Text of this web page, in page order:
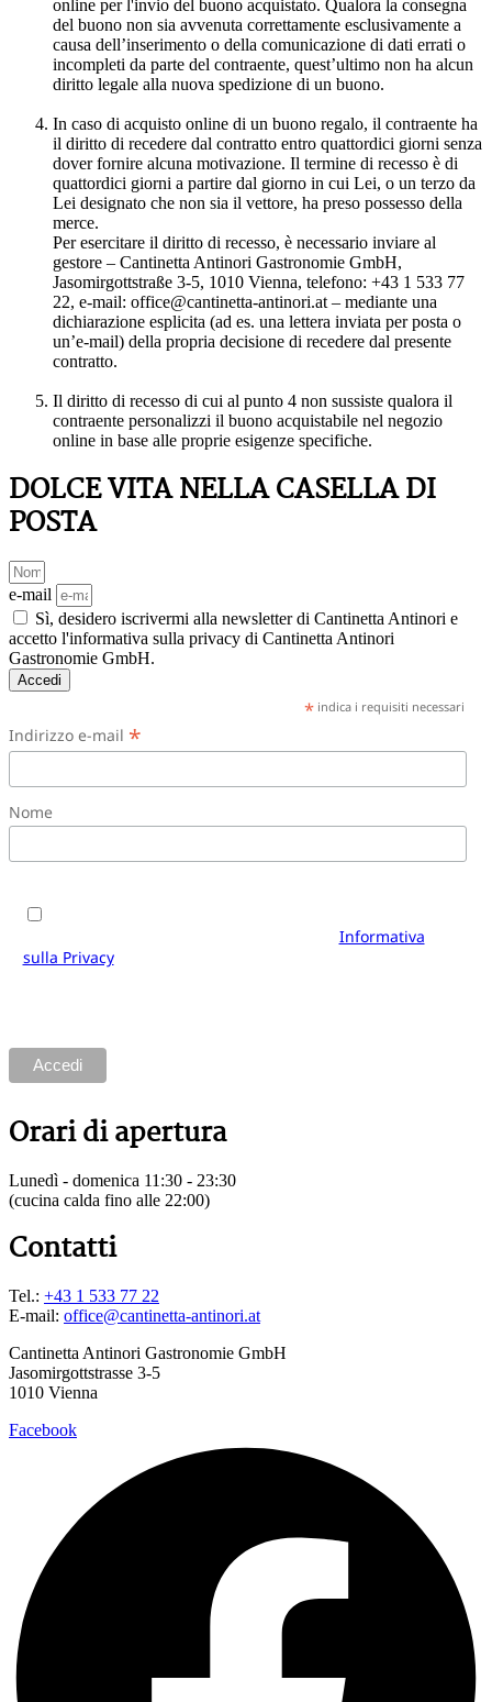
online per l'invio del buono acquistato. Qualora la consegna
del buono non sia avvenuta correttamente esclusivamente a
causa dell’inserimento o della comunicazione di dati errati o
incompleti da parte del contraente, quest’ultimo non ha alcun
diritto legale alla nuova spedizione di un buono.
In caso di acquisto online di un buono regalo, il contraente ha
il diritto di recedere dal contratto entro quattordici giorni senza
dover fornire alcuna motivazione. Il termine di recesso è di
quattordici giorni a partire dal giorno in cui Lei, o un terzo da
Lei designato che non sia il vettore, ha preso possesso della
merce.
Per esercitare il diritto di recesso, è necessario inviare al
gestore – Cantinetta Antinori Gastronomie GmbH,
Jasomirgottstraße 3-5, 1010 Vienna, telefono: +43 1 533 77
22, e-mail: office@cantinetta-antinori.at – mediante una
dichiarazione esplicita (ad es. una lettera inviata per posta o
un’e-mail) della propria decisione di recedere dal presente
contratto.
Il diritto di recesso di cui al punto 4 non sussiste qualora il
contraente personalizzi il buono acquistabile nel negozio
online in base alle proprie esigenze specifiche.
DOLCE VITA NELLA CASELLA DI
POSTA
e-mail
Sì, desidero iscrivermi alla newsletter di Cantinetta Antinori e
accetto l'informativa sulla privacy di Cantinetta Antinori
Gastronomie GmbH.
Accedi
*indica i requisiti necessari
Indirizzo e-mail *
Nome
Informativa
sulla Privacydi Cantinetta Antinori Gastronomie GmbH. È
Orari di apertura
Lunedì - domenica 11:30 - 23:30
(cucina calda fino alle 22:00)
Contatti
Tel.: +43 1 533 77 22
E-mail: office@cantinetta-antinori.at
Cantinetta Antinori Gastronomie GmbH
Jasomirgottstrasse 3-5
1010 Vienna
Facebook